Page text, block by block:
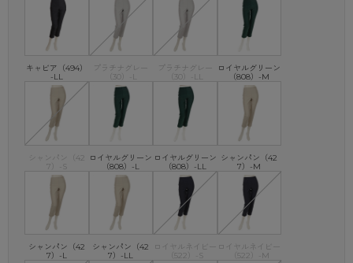
ひざ位置を高く取ることで絶妙なラインによる脚長効果。
●締め付けない優れた高伸縮性
伸びて、元に戻るというあたりまえのことへのこだわり。
●すっきりとしたウエストまわり
優しくしっかりとウエストをホールドする劣化しにくいゴムを使用。
●着回しが利くシンプルデザイン
シンプルデザインだからこそトップスを変えるだけで旅行にも、ビジネス
●手洗い可能でお手入れが楽
しわになりにくく、ご家庭での洗濯が可能。軽く絞って、陰干しでOK。
●一度はいたら手放せない！
キャビア（494）
-LL
プラチナグレー
（30）-L
プラチナグレー
（30）-LL
ロイヤルグリーン
（808）-M
シャンパン（42
7）-S
ロイヤルグリーン
（808）-L
ロイヤルグリーン
（808）-LL
シャンパン（42
7）-M
シャンパン（42
7）-L
シャンパン（42
7）-LL
ロイヤルネイビー
（522）-S
ロイヤルネイビー
（522）-M